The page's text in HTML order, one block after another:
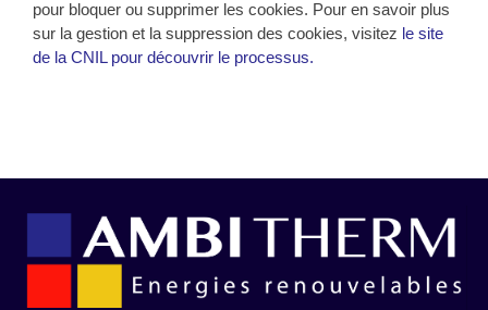
pour bloquer ou supprimer les cookies. Pour en savoir plus
sur la gestion et la suppression des cookies, visitez le site
de la CNIL pour découvrir le processus.